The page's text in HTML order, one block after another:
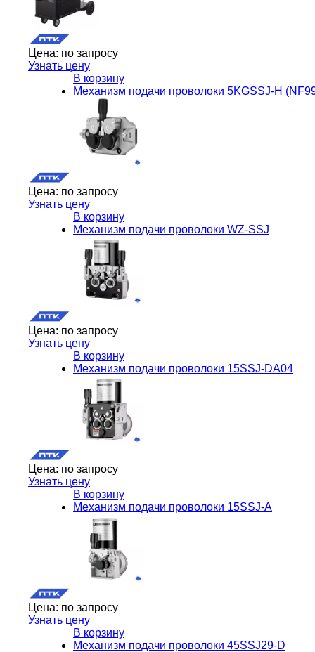
Цена: по запросу
Узнать цену
В корзину
Механизм подачи проволоки 5KGSSJ-H
Цена: по запросу
Узнать цену
В корзину
Механизм подачи проволоки WZ-SSJ
Цена: по запросу
Узнать цену
В корзину
Механизм подачи проволоки 15SSJ-DA04
Цена: по запросу
Узнать цену
В корзину
Механизм подачи проволоки 15SSJ-A
Цена: по запросу
Узнать цену
В корзину
Механизм подачи проволоки 45SSJ29-D